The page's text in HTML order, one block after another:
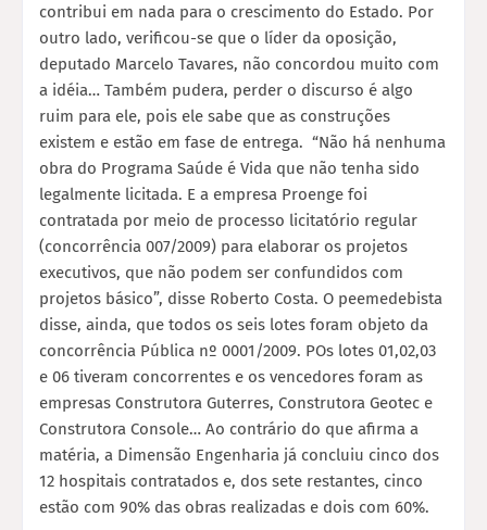
contribui em nada para o crescimento do Estado. Por
outro lado, verificou-se que o líder da oposição,
deputado Marcelo Tavares, não concordou muito com
a idéia… Também pudera, perder o discurso é algo
ruim para ele, pois ele sabe que as construções
existem e estão em fase de entrega. “Não há nenhuma
obra do Programa Saúde é Vida que não tenha sido
legalmente licitada. E a empresa Proenge foi
contratada por meio de processo licitatório regular
(concorrência 007/2009) para elaborar os projetos
executivos, que não podem ser confundidos com
projetos básico”, disse Roberto Costa. O peemedebista
disse, ainda, que todos os seis lotes foram objeto da
concorrência Pública nº 0001/2009. POs lotes 01,02,03
e 06 tiveram concorrentes e os vencedores foram as
empresas Construtora Guterres, Construtora Geotec e
Construtora Console… Ao contrário do que afirma a
matéria, a Dimensão Engenharia já concluiu cinco dos
12 hospitais contratados e, dos sete restantes, cinco
estão com 90% das obras realizadas e dois com 60%.